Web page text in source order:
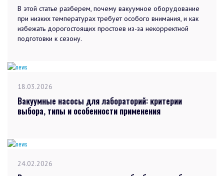
В этой статье разберем, почему вакуумное оборудование
при низких температурах требует особого внимания, и как
избежать дорогостоящих простоев из-за некорректной
подготовки к сезону.
18.03.2026
Вакуумные насосы для лабораторий: критерии
выбора, типы и особенности применения
24.02.2026